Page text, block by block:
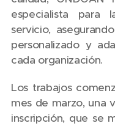
especialista para
servicio,
personalizado y
cada organización.
Los trabajos
mes de marzo, una
inscripción, que se